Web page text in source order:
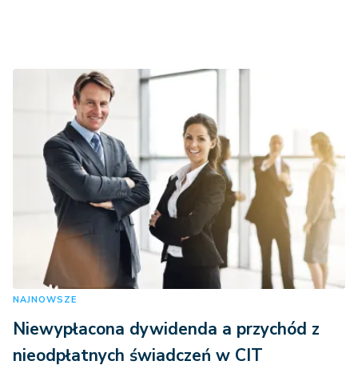
NAJNOWSZE
Niewypłacona dywidenda a przychód z
nieodpłatnych świadczeń w CIT